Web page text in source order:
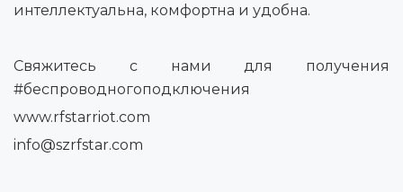
интеллектуальна, комфортна и удобна.
Свяжитесь с нами для получения
#беспроводногоподключения
www.rfstarriot.com
info@szrfstar.com